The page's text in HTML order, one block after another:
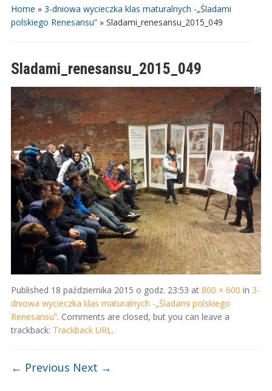
Home » 3-dniowa wycieczka klas maturalnych -„Śladami
polskiego Renesansu”» Sladami_renesansu_2015_049
Sladami_renesansu_2015_049
Published 18 października 2015 o godz. 23:53 at 800 × 600 in 3-
dniowa wycieczka klas maturalnych -„Śladami polskiego
Renesansu”. Comments are closed, but you can leave a
trackback: Trackback URL.
← Previous Next →